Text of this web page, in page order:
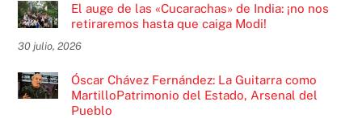
El auge de las «Cucarachas» de India: ¡no nos
retiraremos hasta que caiga Modi!
30 julio, 2026
Óscar Chávez Fernández: La Guitarra como
MartilloPatrimonio del Estado, Arsenal del
Pueblo